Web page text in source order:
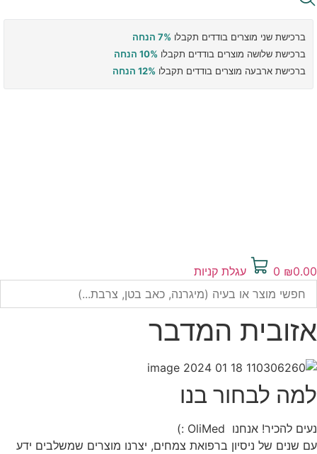
ברכישת שני מוצרים בודדים תקבלו 7% הנחה
ברכישת שלושה מוצרים בודדים תקבלו 10% הנחה
ברכישת ארבעה מוצרים בודדים תקבלו 12% הנחה
₪0.00
0 עגלת קניות
אזובית המדבר
למה לבחור בנו
נעים להכיר! אנחנו OliMed :)
עם שנים של ניסיון ברפואת צמחים, יצרנו מוצרים שמשלבים ידע